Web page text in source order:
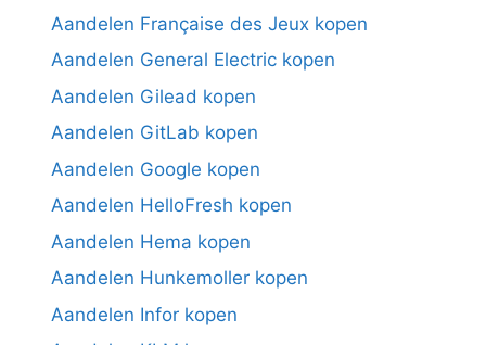
Aandelen Française des Jeux kopen
Aandelen General Electric kopen
Aandelen Gilead kopen
Aandelen GitLab kopen
Aandelen Google kopen
Aandelen HelloFresh kopen
Aandelen Hema kopen
Aandelen Hunkemoller kopen
Aandelen Infor kopen